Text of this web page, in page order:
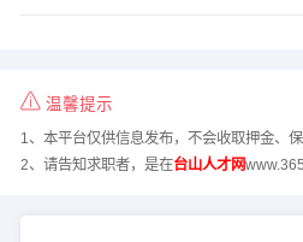
温馨提示
1、本平台仅供信息发布，不会收取押金、
2、请告知求职者，是在台山人才网